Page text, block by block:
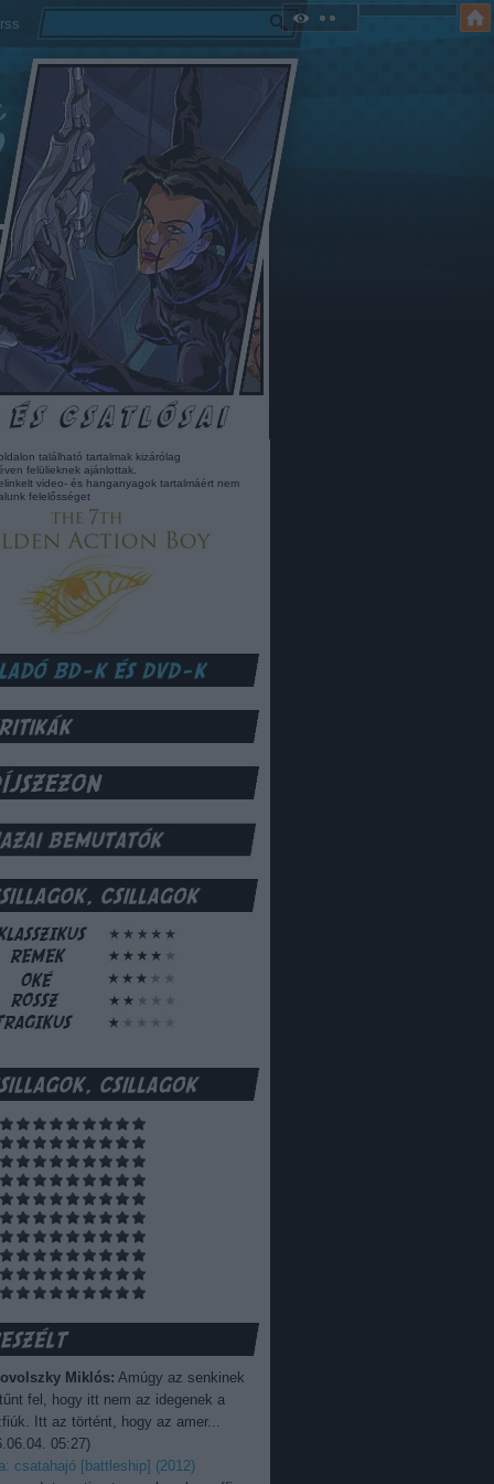
rss
található tartalmak kizárólag
felülieknek ajánlottak.
video- és hanganyagok tartalmáért nem
felelősséget
Miklós: Amúgy az senkinek
fel, hogy itt nem az idegenek a
Itt az történt, hogy az amer...
05:27)
csatahajó [battleship] (2012)